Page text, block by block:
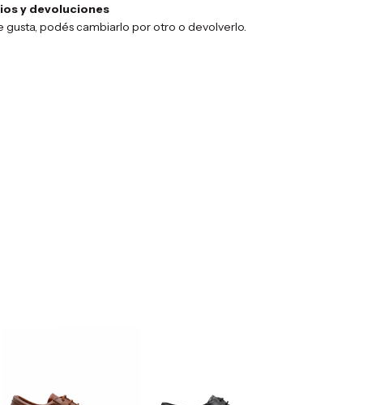
y devoluciones
gusta, podés cambiarlo por otro o devolverlo.